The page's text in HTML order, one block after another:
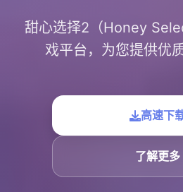
甜心选择2（Honey
戏平台，为您提供优
高速下
了解更多